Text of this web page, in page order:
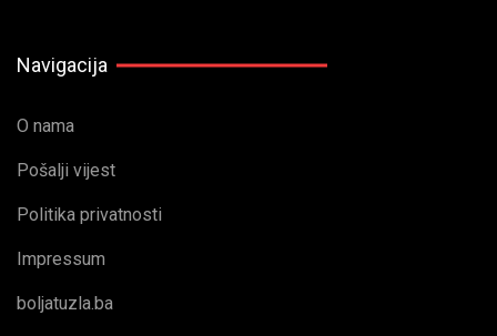
Navigacija
O nama
Pošalji vijest
Politika privatnosti
Impressum
boljatuzla.ba